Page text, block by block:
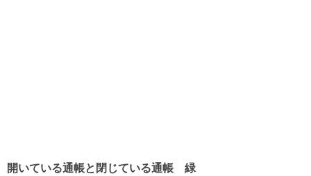
開いている通帳と閉じている通帳 緑